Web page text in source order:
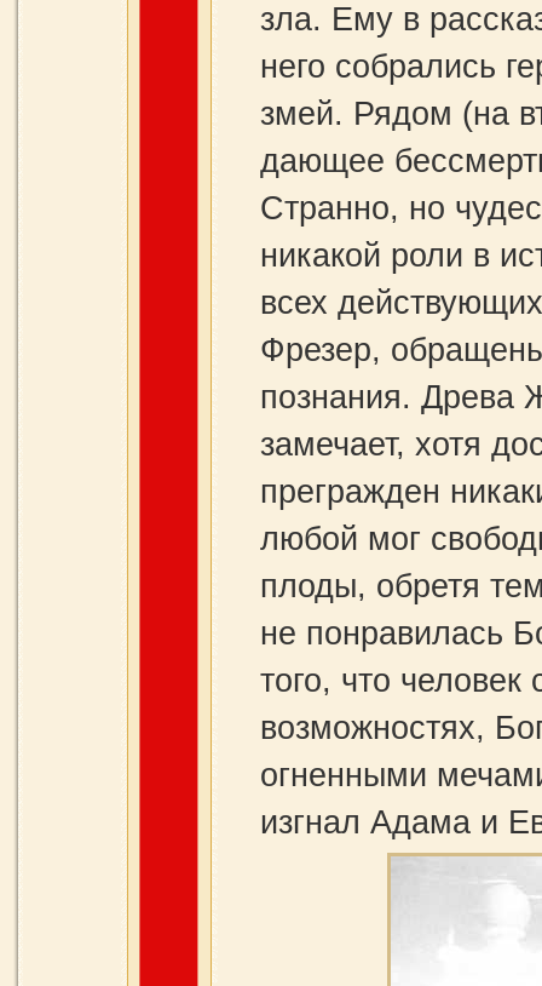
зла. Ему в
него собрались
змей. Рядом (на
дающее
Странно, но
никакой роли в
всех
Фрезер,
познания. Древа
замечает, хотя
прегражден
любой мог
плоды, обретя
не понравилась
того, что
возможностях,
огненными
изгнал Адама и